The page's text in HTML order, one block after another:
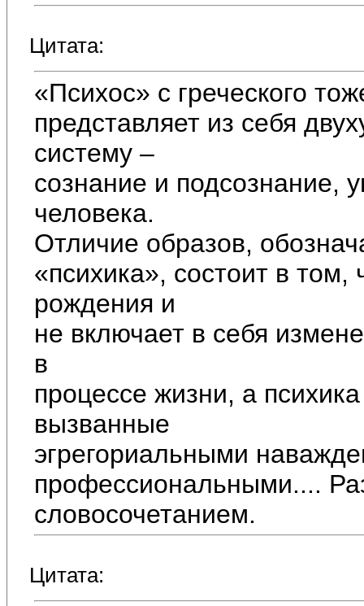
Цитата:
«Психос» с греческого
представляет из себя
систему –
сознание и подсознание,
человека.
Отличие образов,
«психика», состоит в
рождения и
не включает в себя
в
процессе жизни, а
вызванные
эгрегориальными
профессиональными....
словосочетанием.
Цитата: